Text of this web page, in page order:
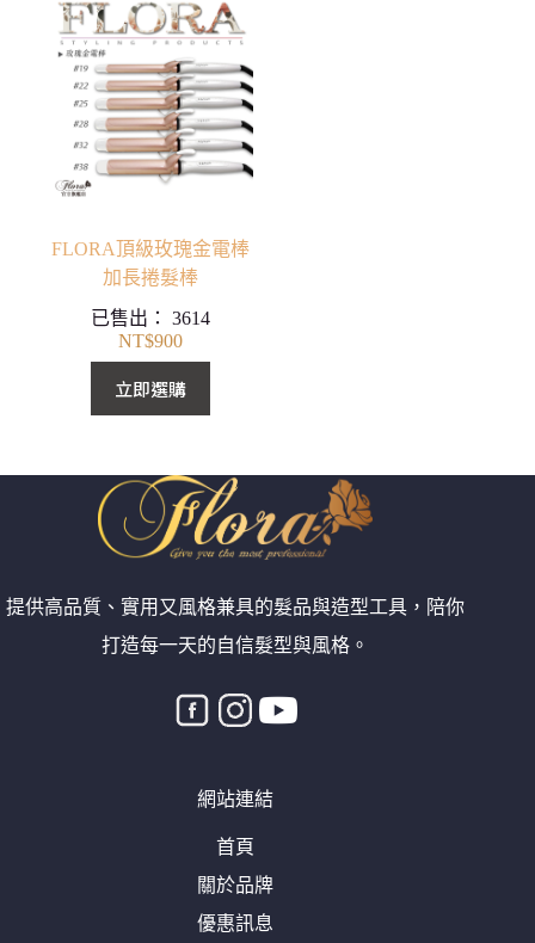
FLORA頂級玫瑰金電棒
加長捲髮棒
已售出：3614
NT$900
立即選購
提供高品質、實用又風格兼具的髮品與造型工具，陪你
打造每一天的自信髮型與風格。
網站連結
首頁
關於品牌
優惠訊息